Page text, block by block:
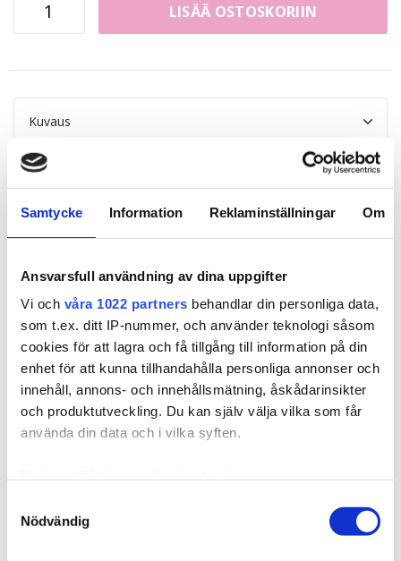
Samtycke Information Reklaminställningar Om
Ansvarsfull användning av dina uppgifter
Vi och våra 1022 partners behandlar din personliga data,
som t.ex. ditt IP-nummer, och använder teknologi såsom
cookies för att lagra och få tillgång till information på din
enhet för att kunna tillhandahålla personliga annonser och
innehåll, annons- och innehållsmätning, åskådarinsikter
och produktutveckling. Du kan själv välja vilka som får
använda din data och i vilka syften.
kan ha en noggrannhet på upp till flera meter
Nödvändig
LISÄÄ OSTOSKORIIN
Kuvaus
Kvalitet & Hoito
Related products